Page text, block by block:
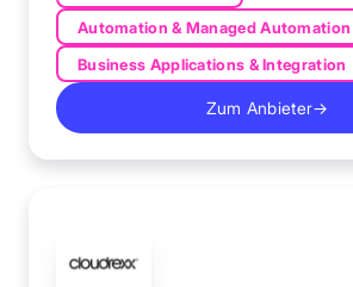
Automation & Managed Automation
Business Applications & Integration
Zum Anbieter→